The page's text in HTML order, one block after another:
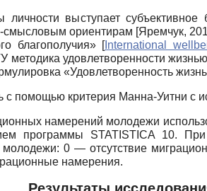
выступает субъективное
смысловым ориентирам [Яремчук,
благополучия» [International
удовлетворенности
«Удовлетворенность
помощью критерия Манна-Уитни с
намерений молодежи
программы STATISTICA 10. При
0 — отсутствие
намерения.
Результаты